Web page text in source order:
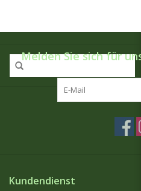
Melden Sie sich für
Kundendienst